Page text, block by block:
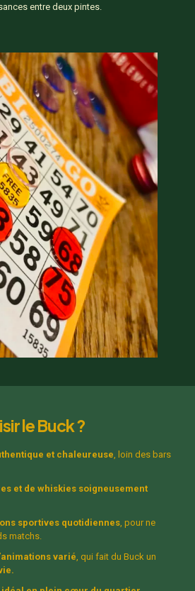
entre deux pintes.
le Buck ?
et chaleureuse, loin des bars
et de whiskies soigneusement
sportives quotidiennes, pour ne
matchs.
varié, qui fait du Buck un